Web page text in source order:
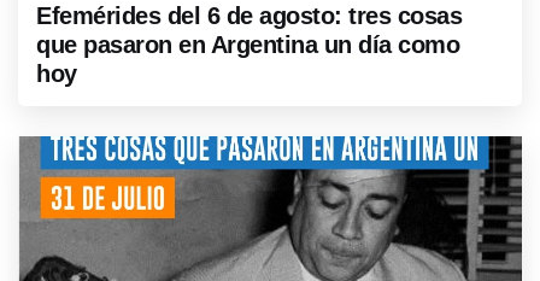
Efemérides del 6 de agosto: tres cosas
que pasaron en Argentina un día como
hoy